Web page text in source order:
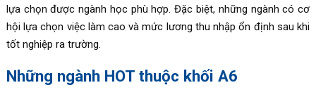
lựa chọn được ngành học phù hợp. Đặc biệt, những ngành có cơ
hội lựa chọn việc làm cao và mức lương thu nhập ổn định sau khi
tốt nghiệp ra trường.
Những ngành HOT thuộc khối A6